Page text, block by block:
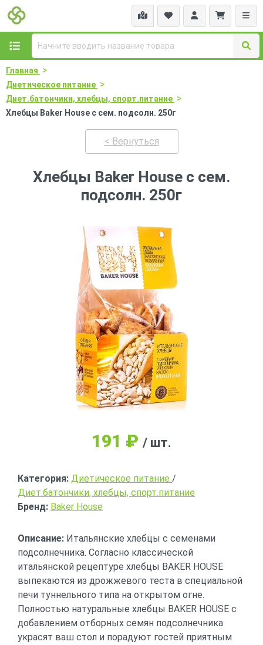
Главная >
Диетическое питание >
Диет.батончики, хлебцы, спорт.питание >
Хлебцы Baker House с сем. подсолн. 250г
< Вернуться
Хлебцы Baker House с сем.
подсолн. 250г
191 ₽ / шт.
Категория: Диетическое питание /
Диет.батончики, хлебцы, спорт.питание
Бренд: Baker House
Описание: Итальянские хлебцы с семенами
подсолнечника. Согласно классической
итальянской рецептуре хлебцы BAKER HOUSE
выпекаются из дрожжевого теста в специальной
печи туннельного типа на открытом огне.
Полностью натуральные хлебцы BAKER HOUSE с
добавлением отборных семян подсолнечника
украсят ваш стол и порадуют гостей приятным